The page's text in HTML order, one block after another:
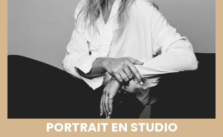
PORTRAIT EN STUDIO